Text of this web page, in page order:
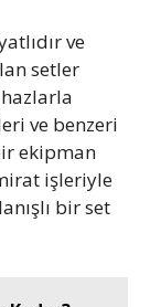
ve
setler
ve benzeri
ekipman
işleriyle
bir set